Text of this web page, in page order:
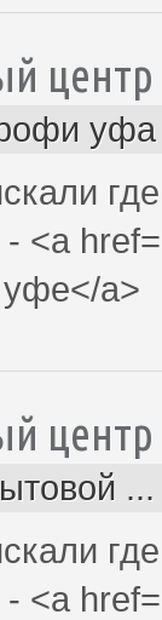
<a href=
уфе</a>
<a href=